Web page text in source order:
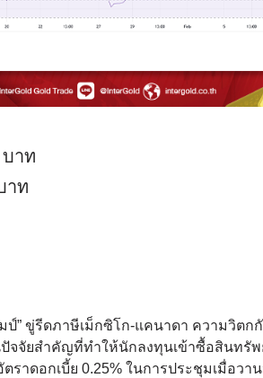
าท
าท
ป์” ขู่รีดภาษีเม็กซิโก-แคนาดา ความวิตก
ปัจจัยสำคัญที่ทำให้นักลงทุนเข้าซื้อสินทรั
าดอกเบี้ย 0.25% ในการประชุมเมื่อวา